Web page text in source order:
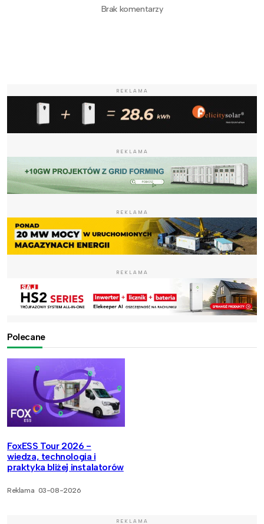
Brak komentarzy
REKLAMA
REKLAMA
REKLAMA
REKLAMA
Polecane
FoxESS Tour 2026 -
wiedza, technologia i
praktyka bliżej instalatorów
Reklama 03-08-2026
REKLAMA